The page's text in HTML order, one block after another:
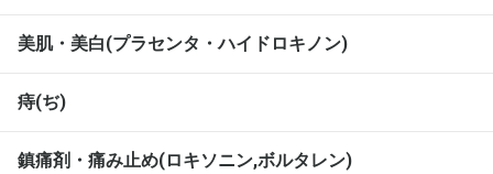
美肌・美白(プラセンタ・ハイドロキノン)
痔(ぢ)
鎮痛剤・痛み止め(ロキソニン,ボルタレン)